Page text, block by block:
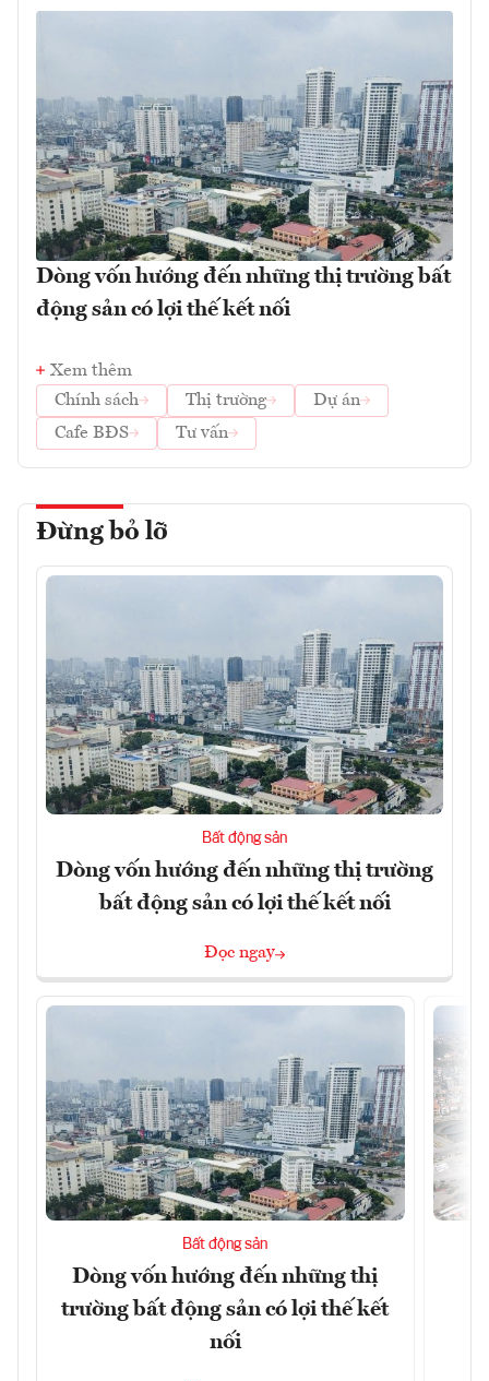
Dòng vốn hướng đến những thị trường bất
động sản có lợi thế kết nối
Xem thêm
Chính sách
Thị trường
Dự án
Cafe BĐS
Tư vấn
Đừng bỏ lỡ
Bất động sản
Dòng vốn hướng đến những thị trường
bất động sản có lợi thế kết nối
Đọc ngay
Bất động sản
Dòng vốn hướng đến những thị
trường bất động sản có lợi thế kết
nối